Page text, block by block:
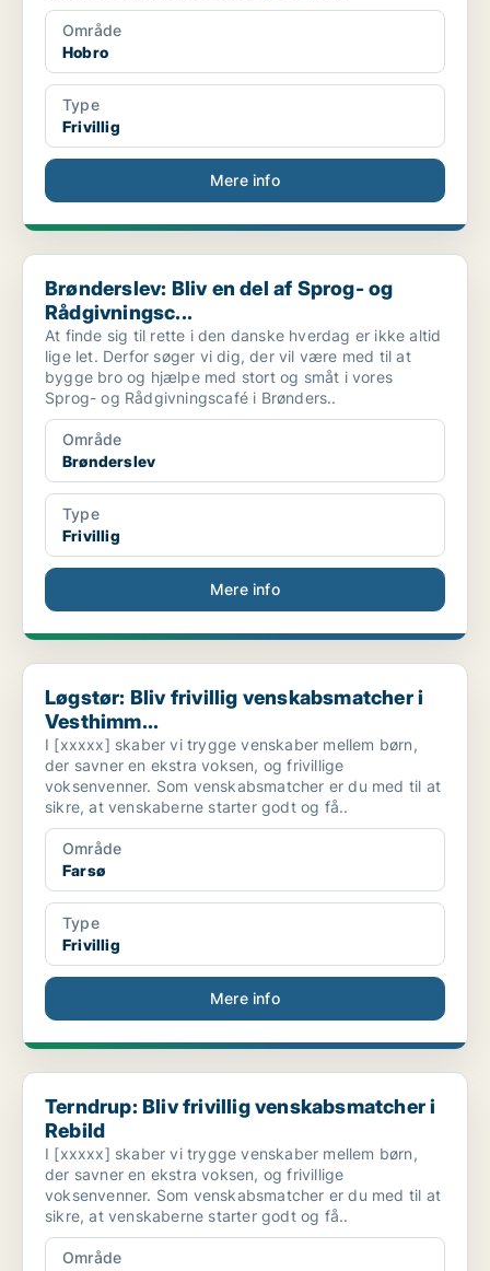
Område
Hobro
Type
Frivillig
Mere info
Brønderslev: Bliv en del af Sprog- og Rådgivningsc...
Brønderslev: Bliv en del af Sprog- og
Rådgivningsc...
At finde sig til rette i den danske hverdag er ikke altid
lige let. Derfor søger vi dig, der vil være med til at
bygge bro og hjælpe med stort og småt i vores
Sprog- og Rådgivningscafé i Brønders..
Område
Brønderslev
Type
Frivillig
Mere info
Løgstør: Bliv frivillig venskabsmatcher i Vesthimm...
Løgstør: Bliv frivillig venskabsmatcher i
Vesthimm...
I [xxxxx] skaber vi trygge venskaber mellem børn,
der savner en ekstra voksen, og frivillige
voksenvenner. Som venskabsmatcher er du med til at
sikre, at venskaberne starter godt og få..
Område
Farsø
Type
Frivillig
Mere info
Terndrup: Bliv frivillig venskabsmatcher i Rebild
Terndrup: Bliv frivillig venskabsmatcher i
Rebild
I [xxxxx] skaber vi trygge venskaber mellem børn,
der savner en ekstra voksen, og frivillige
voksenvenner. Som venskabsmatcher er du med til at
sikre, at venskaberne starter godt og få..
Område